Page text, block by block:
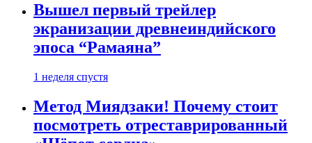
Вышел первый трейлер
экранизации древнеиндийского
эпоса “Рамаяна”
1 неделя спустя
Метод Миядзаки! Почему стоит
посмотреть отреставрированный